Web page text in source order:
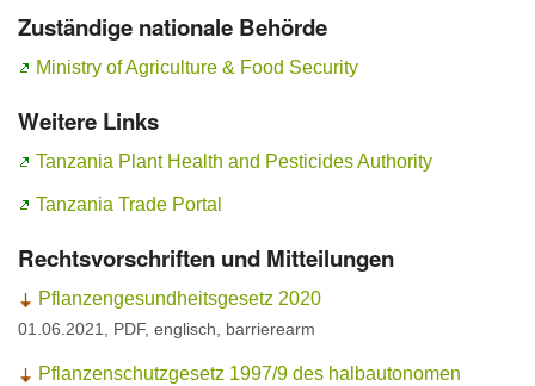
Binnenmarkt
Regelungen/ Standards
Ansprechpersonen
Zuständige nationale Behörde
Ministry of Agriculture & Food Security
Weitere Links
Tanzania Plant Health and Pesticides Authority
Tanzania Trade Portal
Rechtsvorschriften und Mitteilungen
Pflanzengesundheitsgesetz 2020
01.06.2021, PDF, englisch, barrierearm
Pflanzenschutzgesetz 1997/9 des halbautonomen